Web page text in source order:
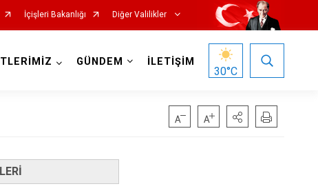
İçişleri Bakanlığı Diğer Valilikler
GÜNDEM İLETİŞİM
30°C